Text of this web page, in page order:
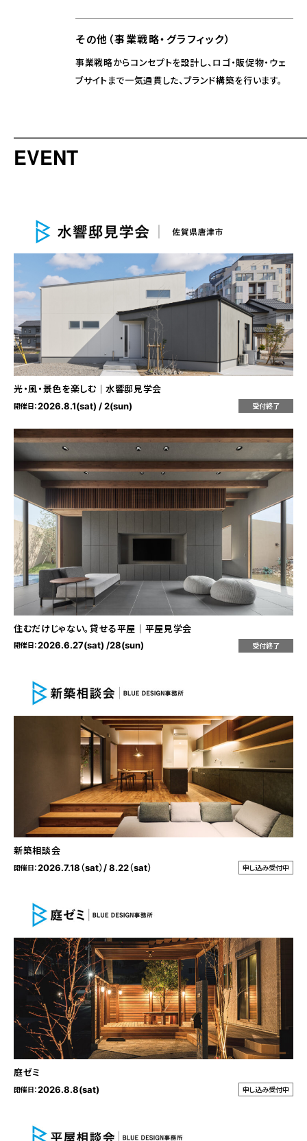
その他（事業戦略・グラフィック）
事業戦略からコンセプトを設計し、ロゴ・販促物・ウェ
ブサイトまで一気通貫した、ブランド構築を行います。
EVENT
光・風・景色を楽しむ｜水響邸見学会
開催日：2026.8.1(sat) / 2(sun) 受付終了
住むだけじゃない。貸せる平屋｜平屋見学会
開催日：2026.6.27(sat) /28(sun) 受付終了
新築相談会
開催日：2026.7.18（sat）/ 8.22（sat） 申し込み受付中
庭ゼミ
開催日：2026.8.8(sat) 申し込み受付中